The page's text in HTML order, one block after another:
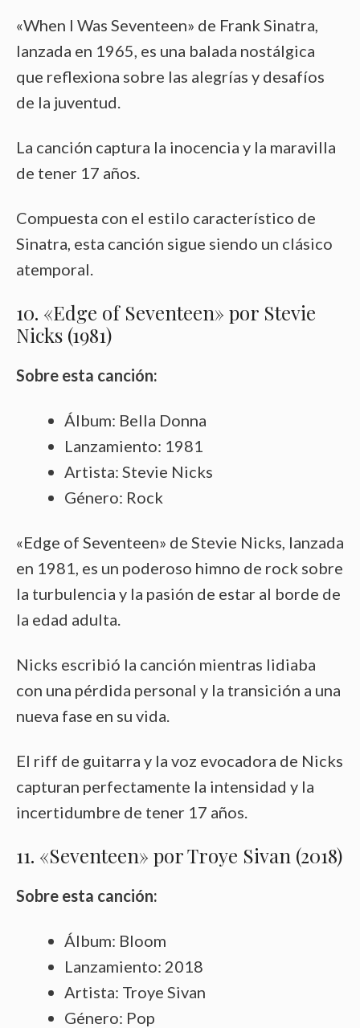
«When I Was Seventeen» de Frank Sinatra,
lanzada en 1965, es una balada nostálgica
que reflexiona sobre las alegrías y desafíos
de la juventud.
La canción captura la inocencia y la maravilla
de tener 17 años.
Compuesta con el estilo característico de
Sinatra, esta canción sigue siendo un clásico
atemporal.
10. «Edge of Seventeen» por Stevie
Nicks (1981)
Sobre esta canción:
Álbum: Bella Donna
Lanzamiento: 1981
Artista: Stevie Nicks
Género: Rock
«Edge of Seventeen» de Stevie Nicks, lanzada
en 1981, es un poderoso himno de rock sobre
la turbulencia y la pasión de estar al borde de
la edad adulta.
Nicks escribió la canción mientras lidiaba
con una pérdida personal y la transición a una
nueva fase en su vida.
El riff de guitarra y la voz evocadora de Nicks
capturan perfectamente la intensidad y la
incertidumbre de tener 17 años.
11. «Seventeen» por Troye Sivan (2018)
Sobre esta canción:
Álbum: Bloom
Lanzamiento: 2018
Artista: Troye Sivan
Género: Pop